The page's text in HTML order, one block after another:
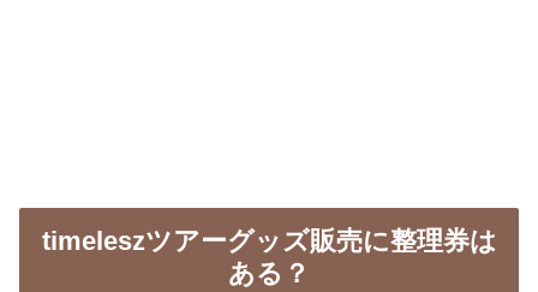
timeleszツアーグッズ販売に整理券は
ある？